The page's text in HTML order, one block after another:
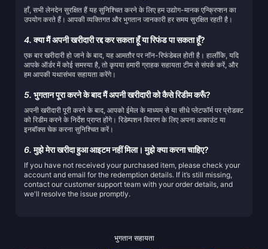
हाँ, सभी लेनदेन सुरक्षित हैं यह सुनिश्चित करने के लिए हम उद्योग-मानक एन्क्रिप्शन का
उपयोग करते हैं। आपकी व्यक्तिगत और भुगतान जानकारी हर समय सुरक्षित रहती है।
4.क्या मैं अपनी खरीदारी रद्द कर सकता हूँ या रिफंड पा सकता हूँ?
एक बार खरीदारी हो जाने के बाद, यह आमतौर पर नॉन-रिफंडेबल होती है। हालाँकि, यदि
आपके ऑर्डर में कोई समस्या है, तो कृपया हमारी ग्राहक सहायता टीम से संपर्क करें, और
हम आपकी यथासंभव सहायता करेंगे।
5. भुगतान पूरा करने के बाद मैं अपनी खरीदारी को कैसे रिडीम करूँ?
अपनी खरीदारी पूरी करने के बाद, आपको ईमेल के माध्यम से या सीधे प्लेटफॉर्म पर प्रोडक्ट
को रिडीम करने के निर्देश प्राप्त होंगे। रिडेम्पशन विवरण के लिए अपना अकाउंट या
इनबॉक्स चेक करना सुनिश्चित करें।
6.मुझे मेरा खरीदा हुआ आइटम नहीं मिला। मुझे क्या करना चाहिए?
If you have not received your purchased item, please check your
account and email for the redemption details. If it’s still missing,
contact our customer support team with your order details, and
we'll resolve the issue promptly.
भुगतान सहायता